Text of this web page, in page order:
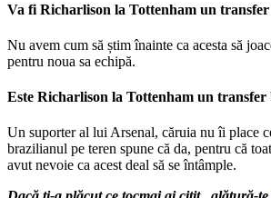
Va fi Richarlison la Tottenham un transfer
Nu avem cum să știm înainte ca acesta să
pentru noua sa echipă.
Este Richarlison la Tottenham un transfer
Un suporter al lui Arsenal, căruia nu îi place
brazilianul pe teren spune că da, pentru că
avut nevoie ca acest deal să se întâmple.